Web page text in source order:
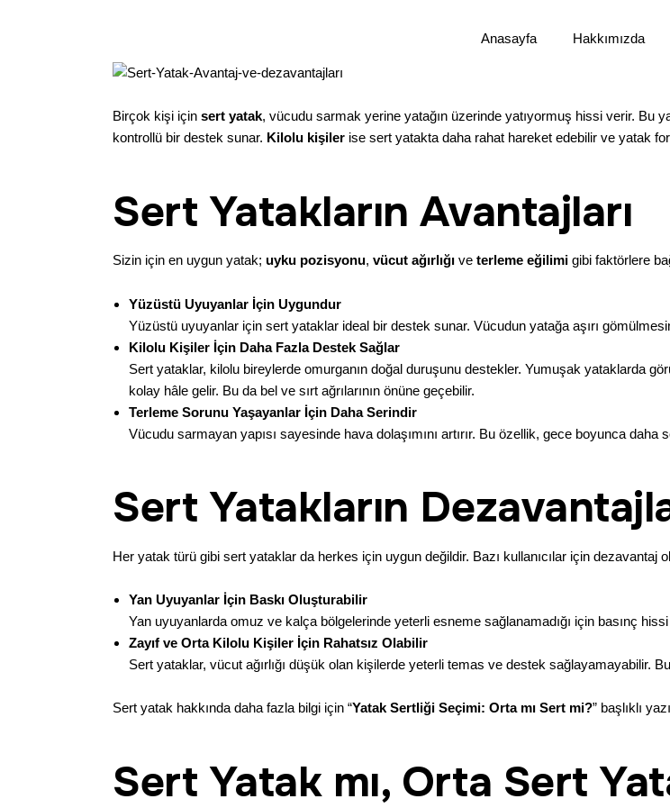
Anasayfa Hakkımızda
Birçok kişi için sert yatak, vücudu sarmak yerine yatağın üzerinde yatıyormuş hissi verir. Bu
kontrollü bir destek sunar. Kilolu kişiler ise sert yatakta daha rahat hareket edebilir ve yatak
Sert Yatakların Avantajları
Sizin için en uygun yatak; uyku pozisyonu, vücut ağırlığı ve terleme eğilimi gibi faktörlere
Yüzüstü Uyuyanlar İçin Uygundur
Yüzüstü uyuyanlar için sert yataklar ideal bir destek sunar. Vücudun yatağa aşırı
Kilolu Kişiler İçin Daha Fazla Destek Sağlar
Sert yataklar, kilolu bireylerde omurganın doğal duruşunu destekler. Yumuşak yataklarda
kolay hâle gelir. Bu da bel ve sırt ağrılarının önüne geçebilir.
Terleme Sorunu Yaşayanlar İçin Daha Serindir
Vücudu sarmayan yapısı sayesinde hava dolaşımını artırır. Bu özellik, gece boyunca
Sert Yatakların
Her yatak türü gibi sert yataklar da herkes için uygun değildir. Bazı kullanıcılar için dezavantaj
Yan Uyuyanlar İçin Baskı Oluşturabilir
Yan uyuyanlarda omuz ve kalça bölgelerinde yeterli esneme sağlanamadığı için basınç
Zayıf ve Orta Kilolu Kişiler İçin Rahatsız Olabilir
Sert yataklar, vücut ağırlığı düşük olan kişilerde yeterli temas ve destek sağlayamayabilir.
Sert yatak hakkında daha fazla bilgi için “Yatak Sertliği Seçimi: Orta mı Sert mi?” başlıklı
Sert Yatak mı, Orta Sert